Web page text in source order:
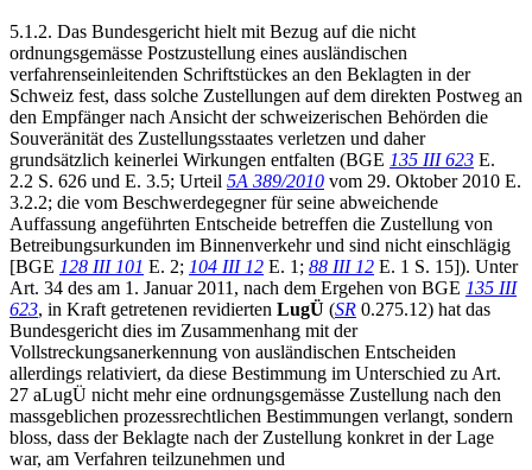
5.1.2. Das Bundesgericht hielt mit Bezug auf die nicht
ordnungsgemässe Postzustellung eines ausländischen
verfahrenseinleitenden Schriftstückes an den Beklagten in der
Schweiz fest, dass solche Zustellungen auf dem direkten Postweg an
den Empfänger nach Ansicht der schweizerischen Behörden die
Souveränität des Zustellungsstaates verletzen und daher
grundsätzlich keinerlei Wirkungen entfalten (BGE 135 III 623 E.
2.2 S. 626 und E. 3.5; Urteil 5A 389/2010 vom 29. Oktober 2010 E.
3.2.2; die vom Beschwerdegegner für seine abweichende
Auffassung angeführten Entscheide betreffen die Zustellung von
Betreibungsurkunden im Binnenverkehr und sind nicht einschlägig
[BGE 128 III 101 E. 2; 104 III 12 E. 1; 88 III 12 E. 1 S. 15]). Unter
Art. 34 des am 1. Januar 2011, nach dem Ergehen von BGE 135 III
623, in Kraft getretenen revidierten LugÜ (SR 0.275.12) hat das
Bundesgericht dies im Zusammenhang mit der
Vollstreckungsanerkennung von ausländischen Entscheiden
allerdings relativiert, da diese Bestimmung im Unterschied zu Art.
27 aLugÜ nicht mehr eine ordnungsgemässe Zustellung nach den
massgeblichen prozessrechtlichen Bestimmungen verlangt, sondern
bloss, dass der Beklagte nach der Zustellung konkret in der Lage
war, am Verfahren teilzunehmen und